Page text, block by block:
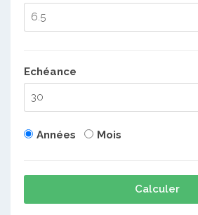
Echéance
Années Mois
Calculer